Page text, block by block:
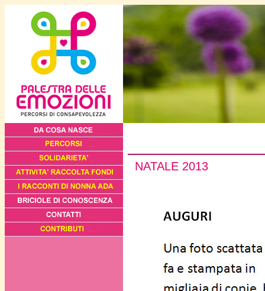
NATALE 2013